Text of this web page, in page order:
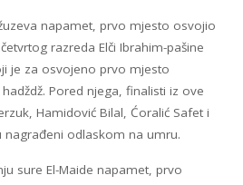
napamet, prvo mjesto osvojio
razreda Elči Ibrahim-pašine
je za osvojeno prvo mjesto
Pored njega, finalisti iz ove
Hamidović Bilal, Ćoralić Safet i
nagrađeni odlaskom na umru.
sure El-Maide napamet, prvo